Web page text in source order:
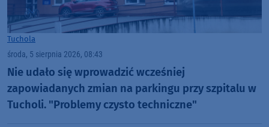
Tuchola
środa, 5 sierpnia 2026, 08:43
Nie udało się wprowadzić wcześniej
zapowiadanych zmian na parkingu przy szpitalu w
Tucholi. "Problemy czysto techniczne"